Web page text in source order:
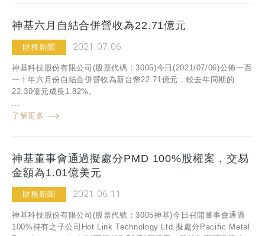
神基六月自結合併營收為22.71億元
財務新聞 2021.07.06
神基科技股份有限公司(股票代碼：3005)今日(2021/07/06)公佈一百
一十年六月份自結合併營收為新台幣22.71億元，較去年同期的
22.30億元成長1.82%。
...
了解更多
神基董事會通過擬處分PMD 100%股權案，交易
金額為1.01億美元
財務新聞 2021.06.11
神基科技股份有限公司(股票代號：3005神基)今日召開董事會通過
100%持有之子公司Hot Link Technology Ltd.擬處分Pacific Metal